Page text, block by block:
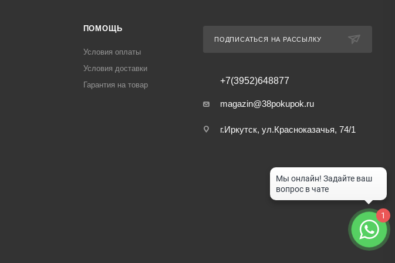
ПОМОЩЬ
Условия оплаты
Условия доставки
Гарантия на товар
ПОДПИСАТЬСЯ НА РАССЫЛКУ
+7(3952)648877
magazin@38pokupok.ru
г.Иркутск, ул.Красноказачья, 74/1
1